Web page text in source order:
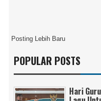
Posting Lebih Baru
POPULAR POSTS
Hari